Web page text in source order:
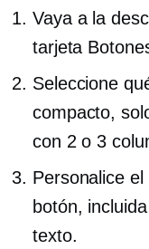
Vaya a la
tarjeta
Seleccione
compacto,
con 2 o 3
Personalice
botón,
texto.